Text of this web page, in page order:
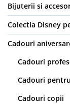
Bijuterii si
Colectia Disney
Cadouri
Cadouri
Cadouri
Cadouri copii